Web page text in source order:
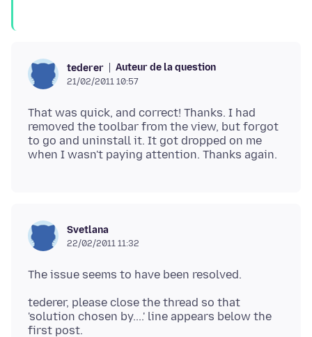
tederer Auteur de la question
21/02/2011 10:57
That was quick, and correct! Thanks. I had
removed the toolbar from the view, but forgot
to go and uninstall it. It got dropped on me
Svetlana
22/02/2011 11:32
tederer, please close the thread so that
'solution chosen by....' line appears below the